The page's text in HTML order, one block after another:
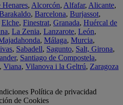
Henares, Alcorcón, Alfafar, Alicante,
, Barcelona, Burjassot,
Elche, Finestrat, Granada, Huércal de
, La Zenia, Lanzarote, León,
, Málaga, Murcia,
, Sabadell, Sagunto, Salt, Girona,
, Santiago de Compostela,
, Viana, Vilanova i la Geltrú, Zaragoza
Política de privacidad
de Cookies